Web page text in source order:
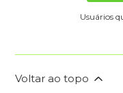
Usuários
Voltar ao topo